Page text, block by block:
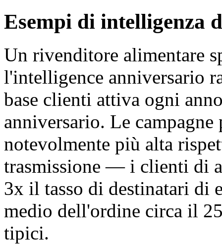
Esempi di intelligenza
Un rivenditore alimentare
l'intelligence anniversario
base clienti attiva ogni
anniversario. Le
notevolmente più alta
trasmissione — i clienti di
3x il tasso di destinatari di
medio dell'ordine circa il
tipici.